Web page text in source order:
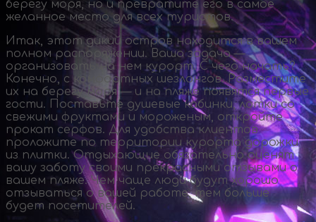
берегу моря, но и превратите его в самое
желанное место для всех туристов.
Итак, этот дикий остров находится в вашем
полном распоряжении. Ваша задача —
организовать на нем курорт. С чего начать?
Конечно, с комфортных шезлонгов. Разместите
их на берегу моря — и на пляже появятся первые
гости. Поставьте душевые кабинки, лотки со
свежими фруктами и мороженым, откройте
прокат серфов. Для удобства клиентов
проложите по территории курорта дорожки
из плитки. Отдыхающие обязательно оценят
вашу заботу своими прекрасными отзывами о
вашем пляже. Чем чаще люди будут хорошо
отзываться о вашей работе, тем больше
будет посетителей.